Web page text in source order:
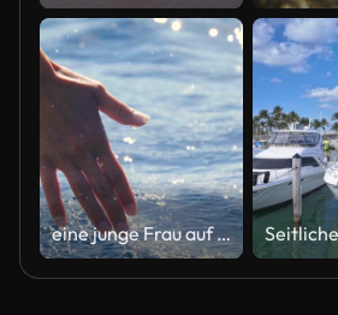
eine junge Frau auf einem Boot berührt das Wasser und genießt den Tag am Meer neben den Wellen des Bootes.